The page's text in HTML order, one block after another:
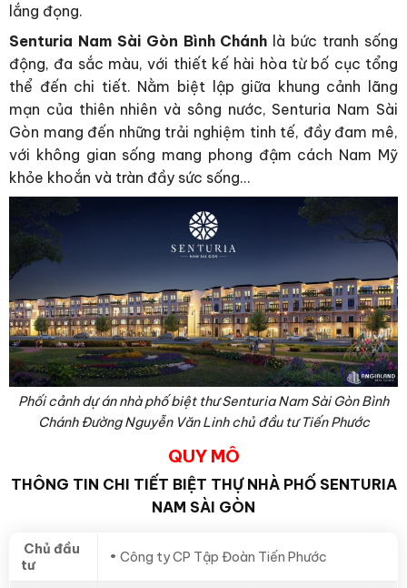
lắng đọng.
Senturia Nam Sài Gòn Bình Chánh là bức tranh sống
động, đa sắc màu, với thiết kế hài hòa từ bố cục tổng
thể đến chi tiết. Nằm biệt lập giữa khung cảnh lãng
mạn của thiên nhiên và sông nước, Senturia Nam Sài
Gòn mang đến những trải nghiệm tinh tế, đầy đam mê,
với không gian sống mang phong đậm cách Nam Mỹ
khỏe khoắn và tràn đầy sức sống…
Phối cảnh dự án nhà phố biệt thư Senturia Nam Sài Gòn Bình
Chánh Đường Nguyễn Văn Linh chủ đầu tư Tiến Phước
QUY MÔ
THÔNG TIN CHI TIẾT BIỆT THỰ NHÀ PHỐ SENTURIA
NAM SÀI GÒN
Chủ đầu
tư
• Công ty CP Tập Đoàn Tiến Phước